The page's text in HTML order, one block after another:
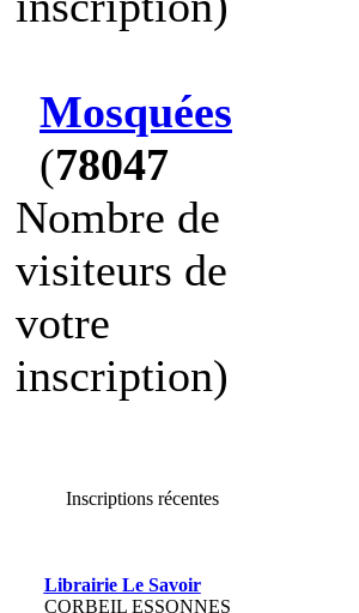
Mosquées
(78047
Nombre de
visiteurs de
votre
inscription)
Inscriptions récentes
Librairie Le Savoir
CORBEIL ESSONNES